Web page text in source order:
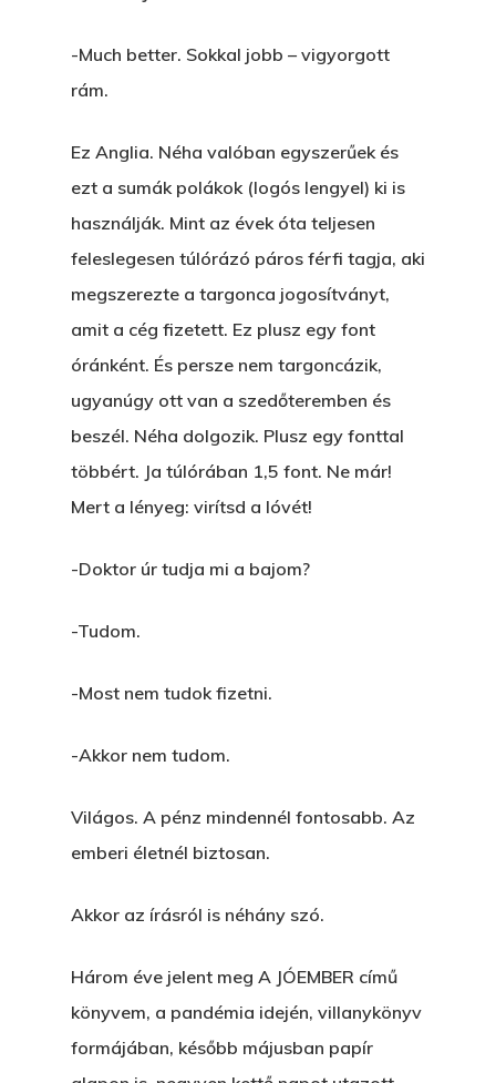
-Much better. Sokkal jobb – vigyorgott
rám.
Ez Anglia. Néha valóban egyszerűek és
ezt a sumák polákok (logós lengyel) ki is
használják. Mint az évek óta teljesen
feleslegesen túlórázó páros férfi tagja, aki
megszerezte a targonca jogosítványt,
amit a cég fizetett. Ez plusz egy font
óránként. És persze nem targoncázik,
ugyanúgy ott van a szedőteremben és
beszél. Néha dolgozik. Plusz egy fonttal
többért. Ja túlórában 1,5 font. Ne már!
Mert a lényeg: virítsd a lóvét!
-Doktor úr tudja mi a bajom?
-Tudom.
-Most nem tudok fizetni.
-Akkor nem tudom.
Világos. A pénz mindennél fontosabb. Az
emberi életnél biztosan.
Akkor az írásról is néhány szó.
Három éve jelent meg A JÓEMBER című
könyvem, a pandémia idején, villanykönyv
formájában, később májusban papír